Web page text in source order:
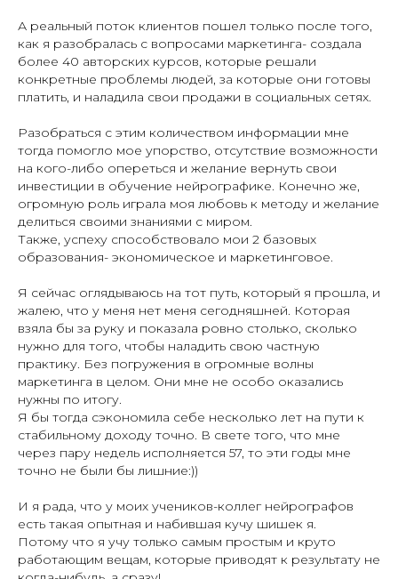
А реальный поток клиентов пошел только после того,
как я разобралась с вопросами маркетинга- создала
более 40 авторских курсов, которые решали
конкретные проблемы людей, за которые они готовы
платить, и наладила свои продажи в социальных сетях.
Разобраться с этим количеством информации мне
тогда помогло мое упорство, отсутствие возможности
на кого-либо опереться и желание вернуть свои
инвестиции в обучение нейрографике. Конечно же,
огромную роль играла моя любовь к методу и желание
делиться своими знаниями с миром.
Также, успеху способствовало мои 2 базовых
образования- экономическое и маркетинговое.
Я сейчас оглядываюсь на тот путь, который я прошла, и
жалею, что у меня нет меня сегодняшней. Которая
взяла бы за руку и показала ровно столько, сколько
нужно для того, чтобы наладить свою частную
практику. Без погружения в огромные волны
маркетинга в целом. Они мне не особо оказались
нужны по итогу.
Я бы тогда сэкономила себе несколько лет на пути к
стабильному доходу точно. В свете того, что мне
через пару недель исполняется 57, то эти годы мне
точно не были бы лишние:))
И я рада, что у моих учеников-коллег нейрографов
есть такая опытная и набившая кучу шишек я.
Потому что я учу только самым простым и круто
работающим вещам, которые приводят к результату не